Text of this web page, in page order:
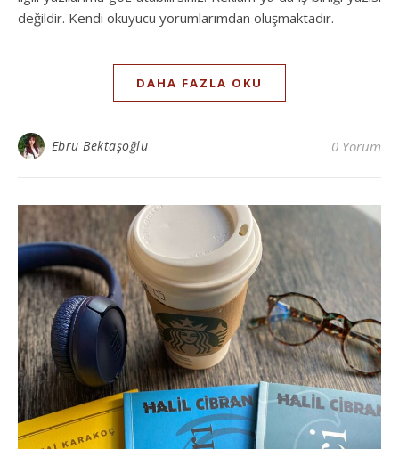
değildir. Kendi okuyucu yorumlarımdan oluşmaktadır.
DAHA FAZLA OKU
Ebru Bektaşoğlu 0 Yorum